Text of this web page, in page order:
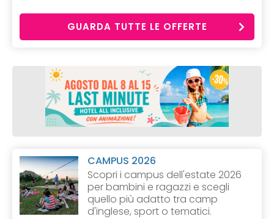
GUARDA TUTTE LE OFFERTE
CAMPUS 2026
Scopri i campus dell'estate 2026
per bambini e ragazzi e scegli
quello più adatto tra camp
d'inglese, sport o tematici.